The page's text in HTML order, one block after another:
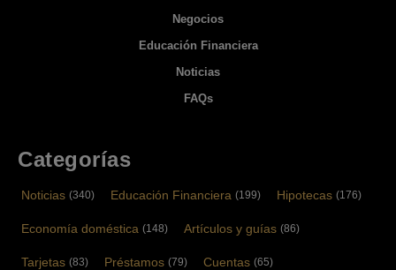
Negocios
Educación Financiera
Noticias
FAQs
Categorías
Noticias (340) Educación Financiera (199) Hipotecas (176)
Economía doméstica (148) Artículos y guías (86)
Tarjetas (83) Préstamos (79) Cuentas (65)